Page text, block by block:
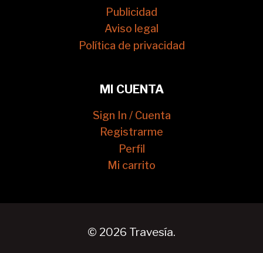
Publicidad
Aviso legal
Política de privacidad
MI CUENTA
Sign In / Cuenta
Registrarme
Perfil
Mi carrito
© 2026 Travesía.